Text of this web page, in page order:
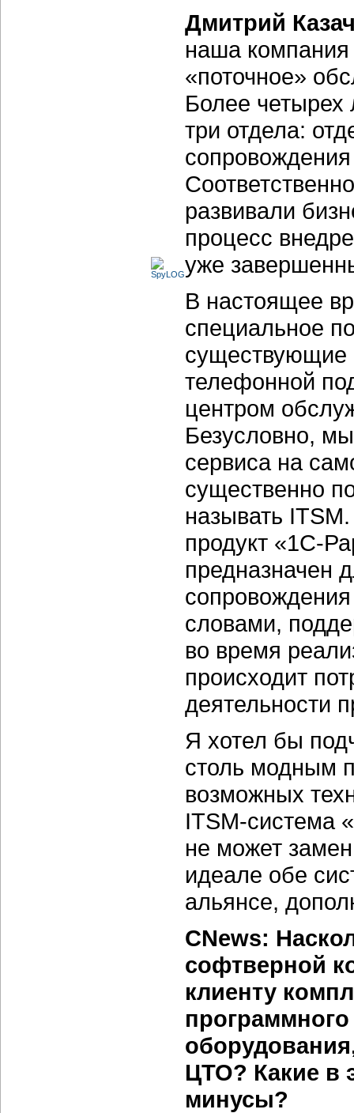
Дмитрий
наша компания
«поточное»
Более четырех
три отдела:
развивали
процесс
уже
В настоящее
специальное
существующие
телефонной
центром
Безусловно,
сервиса на
существенно
называть
продукт «1C-
предназначен
словами,
во время
происходит
деятельности
Я хотел бы
столь модным
возможных
ITSM-cистема
не может
идеале обе
альянсе,
CNews:
софтверной
клиенту
ЦТО? Какие в
минусы?